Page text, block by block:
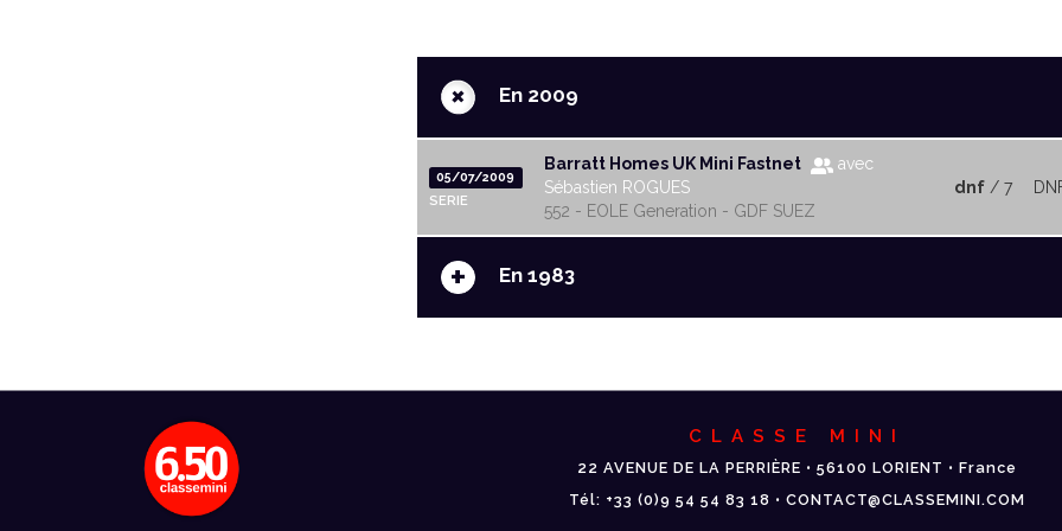
+ En 2009
05/07/2009
SERIE
Barratt Homes UK Mini Fastnet
avec
Sébastien ROGUES
552 - EOLE Generation - GDF SUEZ
dnf / 7
+ En 1983
CLASSE MINI
22 AVENUE DE LA PERRIÈRE • 56100 LORIENT • France
Tél: +33 (0)9 54 54 83 18 • CONTACT@CLASSEMINI.COM